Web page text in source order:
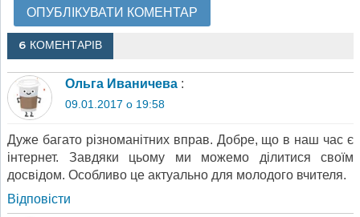
6 КОМЕНТАРІВ
Ольга Иваничева :
09.01.2017 о 19:58
Дуже багато різноманітних вправ. Добре, що в наш час є
інтернет. Завдяки цьому ми можемо ділитися своїм
досвідом. Особливо це актуально для молодого вчителя.
Відповіcти